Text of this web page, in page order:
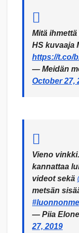
Mitä
HS kuvaaja
https://t.co/
— Meidän
October 27,
Vieno
kannattaa
videot sekä
metsän
— Piia
27, 2019